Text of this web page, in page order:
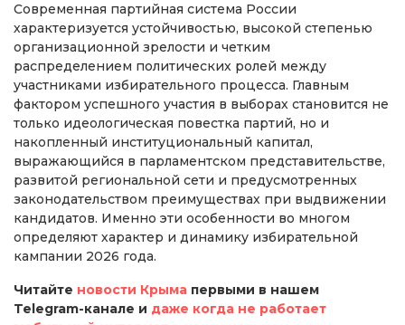
Современная партийная система России
характеризуется устойчивостью, высокой степенью
организационной зрелости и четким
распределением политических ролей между
участниками избирательного процесса. Главным
фактором успешного участия в выборах становится не
только идеологическая повестка партий, но и
накопленный институциональный капитал,
выражающийся в парламентском представительстве,
развитой региональной сети и предусмотренных
законодательством преимуществах при выдвижении
кандидатов. Именно эти особенности во многом
определяют характер и динамику избирательной
кампании 2026 года.
Читайте новости Крыма первыми в нашем
Telegram-канале и даже когда не работает